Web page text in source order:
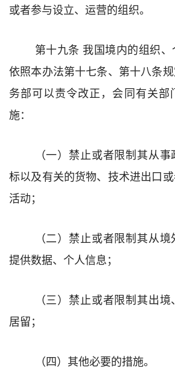
或者参与设立、运营的组织。
第十九条 我国境内的组织
依照本办法第十七条、第十八条
务部可以责令改正，会同有关部
施：
（一） 禁止或者限制其从
标以及有关的货物、技术进出口
活动；
（二） 禁止或者限制其从
提供数据、个人信息；
（三） 禁止或者限制其出
居留；
（四） 其他必要的措施。